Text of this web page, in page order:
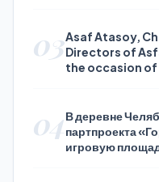
03Asaf Atasoy,
Directors of
the occasion of
04В деревне
партпроекта
игровую